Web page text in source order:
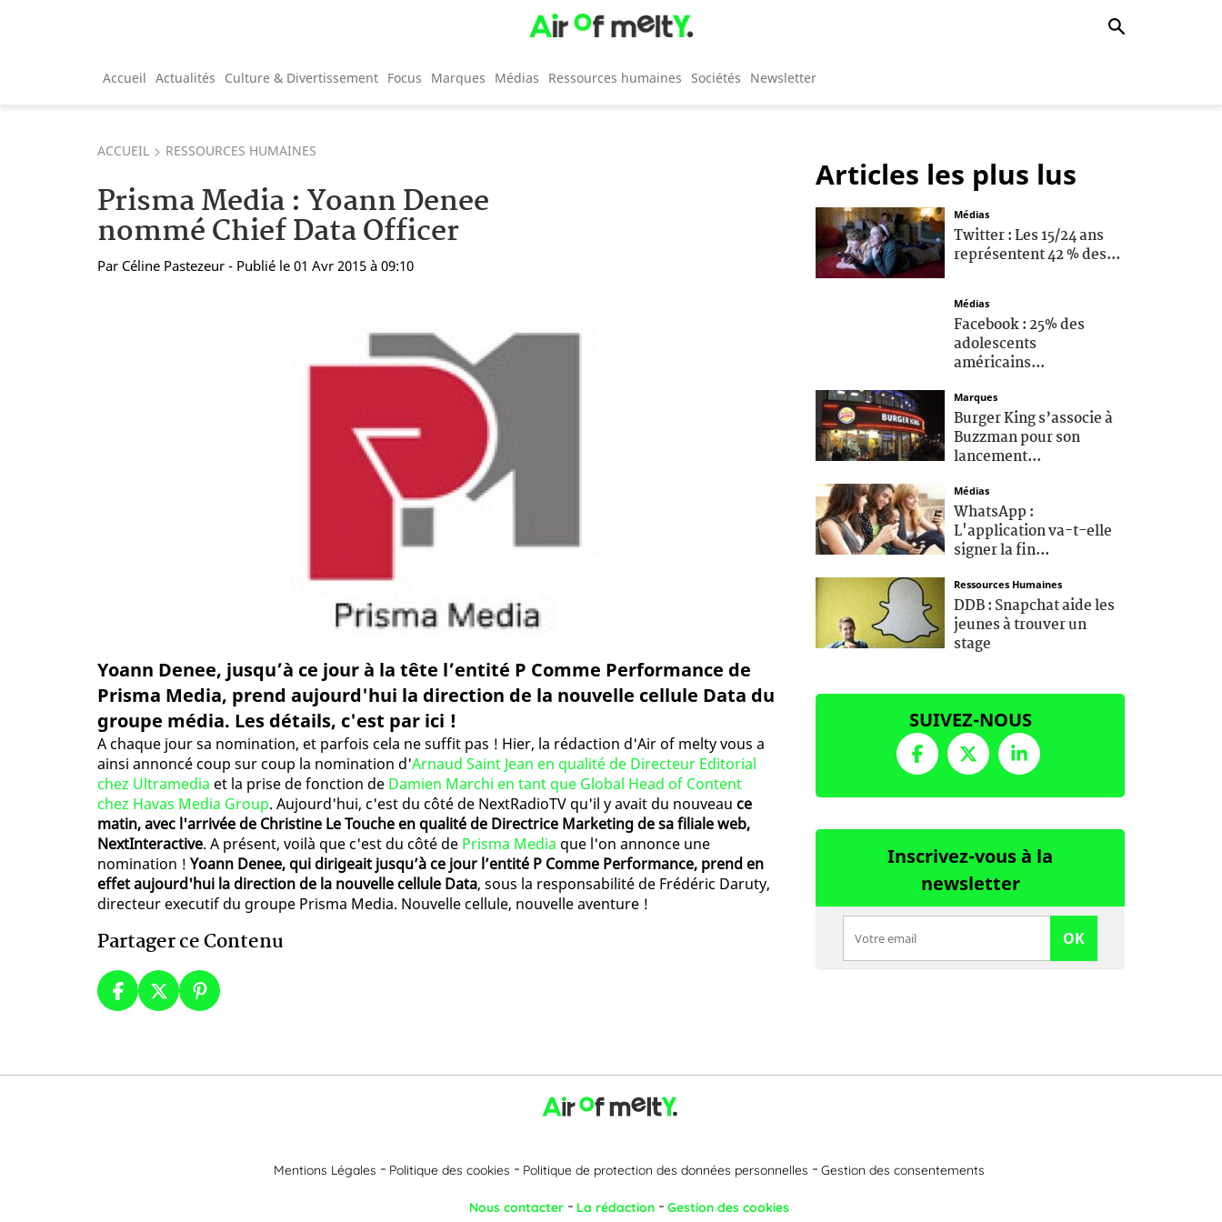
Accueil Actualités Culture & Divertissement Focus Marques Médias Ressources humaines Sociétés Newsletter
ACCUEIL RESSOURCES HUMAINES
Prisma Media : Yoann Denee
nommé Chief Data Officer
Par Céline Pastezeur - Publié le 01 Avr 2015 à 09:10
Yoann Denee, jusqu’à ce jour à la tête l’entité P Comme Performance de
Prisma Media, prend aujourd'hui la direction de la nouvelle cellule Data du
groupe média. Les détails, c'est par ici !
A chaque jour sa nomination, et parfois cela ne suffit pas ! Hier, la rédaction d'Air of melty vous a
ainsi annoncé coup sur coup la nomination d'Arnaud Saint Jean en qualité de Directeur Editorial
chez Ultramedia et la prise de fonction de Damien Marchi en tant que Global Head of Content
chez Havas Media Group. Aujourd'hui, c'est du côté de NextRadioTV qu'il y avait du nouveau ce
matin, avec l'arrivée de Christine Le Touche en qualité de Directrice Marketing de sa filiale web,
NextInteractive. A présent, voilà que c'est du côté de Prisma Media que l'on annonce une
nomination ! Yoann Denee, qui dirigeait jusqu’à ce jour l’entité P Comme Performance, prend en
effet aujourd'hui la direction de la nouvelle cellule Data, sous la responsabilité de Frédéric Daruty,
directeur executif du groupe Prisma Media. Nouvelle cellule, nouvelle aventure !
Partager ce Contenu
Articles les plus lus
Médias
Twitter : Les 15/24 ans
représentent 42 % des...
Médias
Facebook : 25% des
adolescents
américains...
Marques
Burger King s’associe à
Buzzman pour son
lancement...
Médias
WhatsApp :
L'application va-t-elle
signer la fin...
Ressources Humaines
DDB : Snapchat aide les
jeunes à trouver un
stage
SUIVEZ-NOUS
Inscrivez-vous à la
newsletter
OK
Mentions Légales Politique des cookies Politique de protection des données personnelles Gestion des consentements
Nous contacter La rédaction Gestion des cookies